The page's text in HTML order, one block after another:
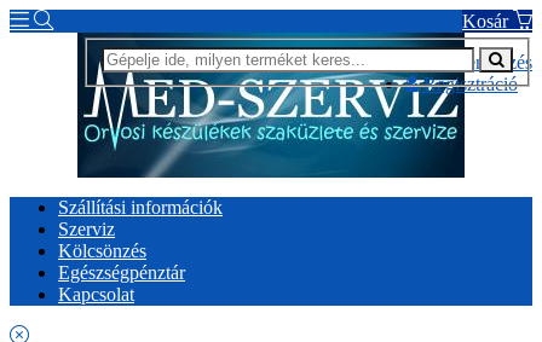
Kosár
Bejelentkezés
Regisztráció
Szállítási információk
Szerviz
Kölcsönzés
Egészségpénztár
Kapcsolat